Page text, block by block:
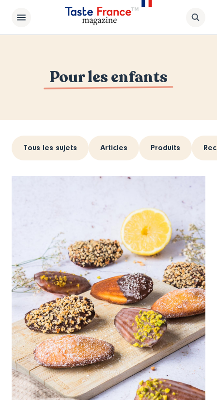
Pour les enfants
Tous les sujets Articles Produits